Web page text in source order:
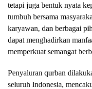
tetapi juga bentuk nyata
tumbuh bersama
karyawan, dan berbagai
dapat menghadirkan
memperkuat semangat
Penyaluran qurban
seluruh Indonesia,